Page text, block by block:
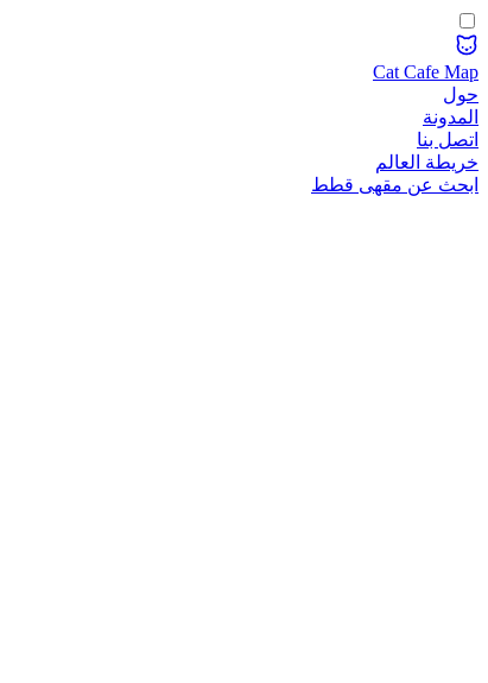
Cat Cafe Map
حول
المدونة
اتصل بنا
خريطة العالم
ابحث عن مقهى قطط